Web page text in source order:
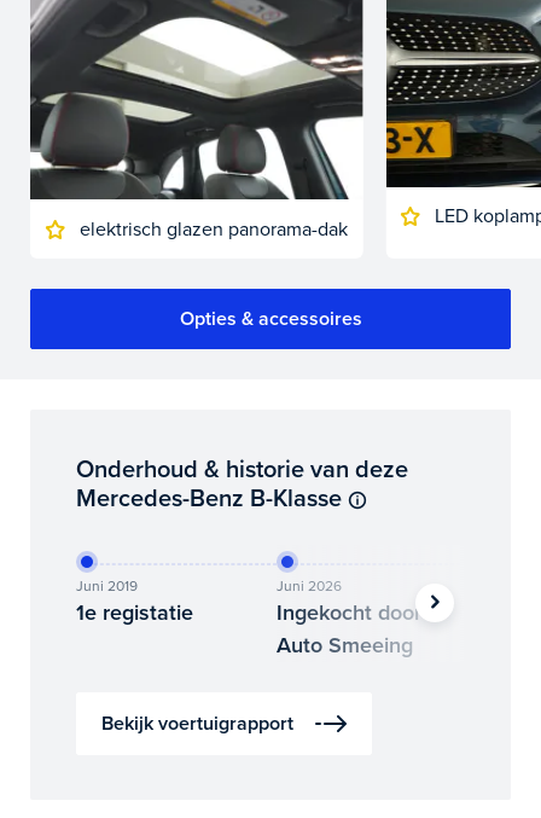
elektrisch glazen panorama-dak
LED
Opties & accessoires
Onderhoud & historie van deze
Mercedes-Benz B-Klasse
Juni 2019
1e registatie
Juni 2026
Ingekocht door
Auto Smeeing
Bekijk voertuigrapport